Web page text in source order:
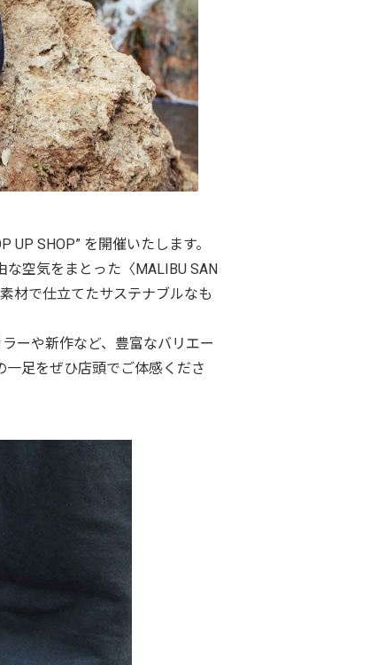
SHOP” を開催いたします。
空気をまとった〈MALIBU SAN
材で仕立てたサステナブルなも
ーや新作など、豊富なバリエー
足をぜひ店頭でご体感くださ